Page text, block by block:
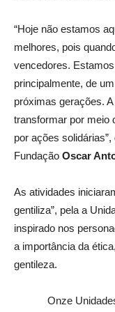
“Hoje não estamos
melhores, pois
vencedores.
principalmente, de
próximas gerações.
transformar por meio
por ações
Fundação Oscar
As atividades
gentiliza”, pela a
inspirado nos
a importância da
gentileza.
Onze Unidades,